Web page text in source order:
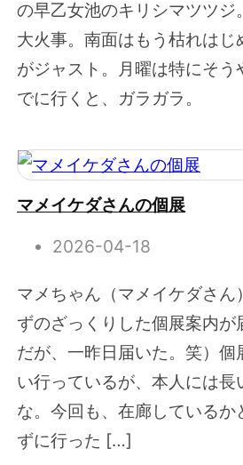
の早乙女池のキリシマツツジ
大火事。南面はもう枯れはじ
がジャスト。月曜は特にそう
でに行くと、ガラガラ。
マメイケダさんの個展
2026-04-18
マメちゃん（マメイケダさん
ずのざっくりした個展案内が
だが、一昨日届いた。笑）個
い行っているが、本人には長
な。今回も、在廊しているか
ずに行った […]